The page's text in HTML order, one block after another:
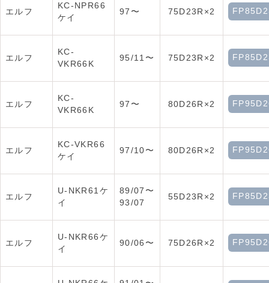
エルフ
KC-NPR66
ケイ
97〜 75D23R×2
エルフ
KC-
VKR66K
95/11〜 75D23R×2
エルフ
KC-
VKR66K
97〜 80D26R×2
エルフ
KC-VKR66
ケイ
97/10〜 80D26R×2
エルフ
U-NKR61ケ
イ
89/07〜
93/07
55D23R×2
エルフ
U-NKR66ケ
イ
90/06〜 75D26R×2